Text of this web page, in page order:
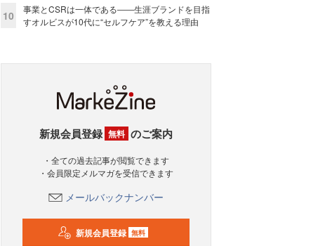
10
事業とCSRは一体である――生涯ブランドを目指
すオルビスが10代に“セルフケア”を教える理由
新規会員登録 無料 のご案内
・全ての過去記事が閲覧できます
・会員限定メルマガを受信できます
メールバックナンバー
新規会員登録 無料